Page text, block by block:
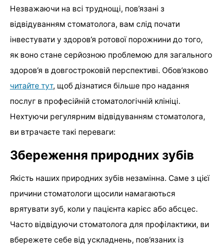
Незважаючи на всі труднощі, пов’язані з
відвідуванням стоматолога, вам слід почати
інвестувати у здоров’я ротової порожнини до того,
як воно стане серйозною проблемою для загального
здоров’я в довгостроковій перспективі. Обов’язково
читайте тут, щоб дізнатися більше про надання
послуг в професійній стоматологічній клініці.
Нехтуючи регулярним відвідуванням стоматолога,
ви втрачаєте такі переваги:
Збереження природних зубів
Якість наших природних зубів незамінна. Саме з цієї
причини стоматологи щосили намагаються
врятувати зуб, коли у пацієнта карієс або абсцес.
Часто відвідуючи стоматолога для профілактики, ви
вбережете себе від ускладнень, пов’язаних із